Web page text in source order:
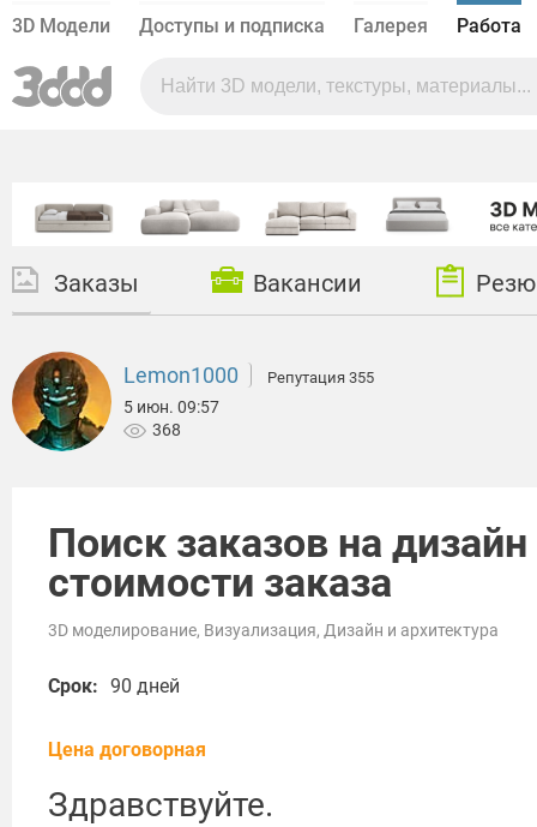
3D Модели Доступы и подписка Галерея Работа
Заказы Вакансии
Lemon1000 Репутация 355
5 июн. 09:57
368
Поиск заказов на
стоимости заказа
3D моделирование, Визуализация, Дизайн и архитектура
Срок: 90 дней
Цена договорная
Здравствуйте.